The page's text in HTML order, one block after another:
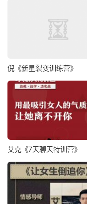
倪《新星裂变训练营》
艾克《7天聊天特训营》